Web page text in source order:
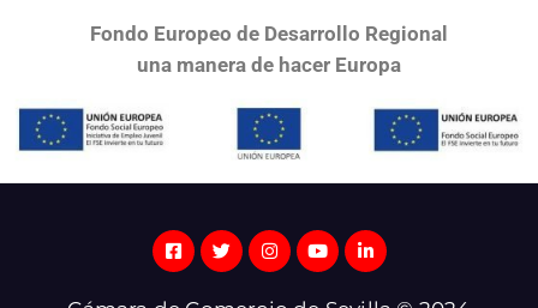
Fondo Europeo de Desarrollo Regional
una manera de hacer Europa